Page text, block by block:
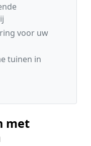
voor uw
tuinen in
met